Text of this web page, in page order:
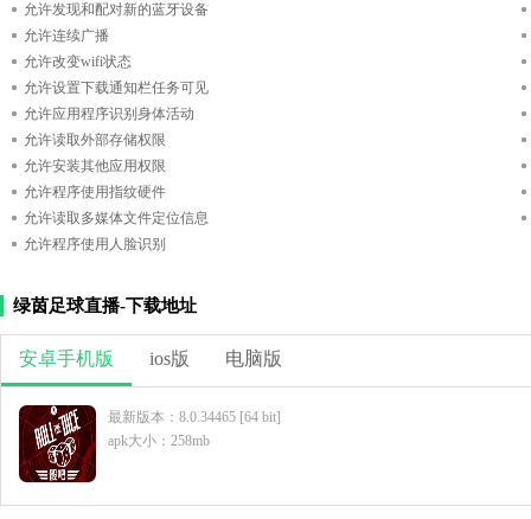
允许发现和配对新的蓝牙设备
允许连续广播
允许改变wifi状态
允许设置下载通知栏任务可见
允许应用程序识别身体活动
允许读取外部存储权限
允许安装其他应用权限
允许程序使用指纹硬件
允许读取多媒体文件定位信息
允许程序使用人脸识别
绿茵足球直播-下载地址
安卓手机版 ios版 电脑版
最新版本：8.0.34465 [64 bit]
apk大小：258mb